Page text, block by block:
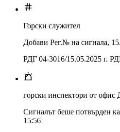
Горски служител
Добави Рег.№ на сигнала,
РДГ 04-3016/15.05.2025 г.
горски инспектори от
Сигналът беше потвърден
15:56